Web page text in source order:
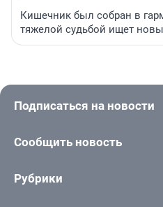
Кишечник был собран в
тяжелой судьбой ищет
Подписаться на новости
Сообщить новость
Рубрики